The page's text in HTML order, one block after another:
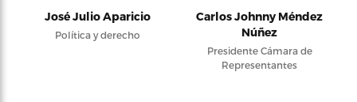
José Julio Aparicio
Política y derecho
Carlos Johnny Méndez
Núñez
Presidente Cámara de
Representantes